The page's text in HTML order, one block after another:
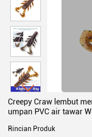
Creepy Craw lembut
umpan PVC air tawar
Rincian Produk